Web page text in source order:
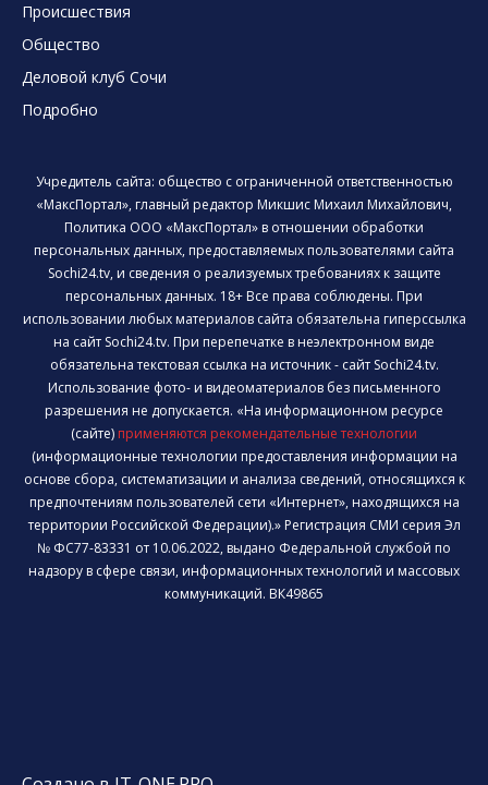
Происшествия
Общество
Деловой клуб Сочи
Подробно
Учредитель сайта: общество с ограниченной ответственностью
«МаксПортал», главный редактор Микшис Михаил Михайлович,
Политика ООО «МаксПортал» в отношении обработки
персональных данных, предоставляемых пользователями сайта
Sochi24.tv, и сведения о реализуемых требованиях к защите
персональных данных. 18+ Все права соблюдены. При
использовании любых материалов сайта обязательна гиперссылка
на сайт Sochi24.tv. При перепечатке в неэлектронном виде
обязательна текстовая ссылка на источник - сайт Sochi24.tv.
Использование фото- и видеоматериалов без письменного
разрешения не допускается. «На информационном ресурсе
(сайте) применяются рекомендательные технологии
(информационные технологии предоставления информации на
основе сбора, систематизации и анализа сведений, относящихся к
предпочтениям пользователей сети «Интернет», находящихся на
территории Российской Федерации).» Регистрация СМИ серия Эл
№ ФС77-83331 от 10.06.2022, выдано Федеральной службой по
надзору в сфере связи, информационных технологий и массовых
коммуникаций. ВК49865